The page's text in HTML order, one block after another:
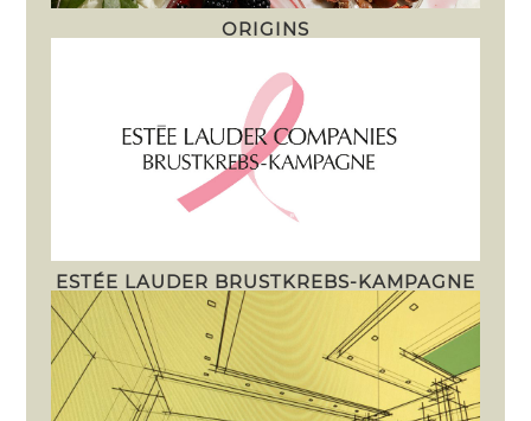
ORIGINS
ESTÉE LAUDER BRUSTKREBS-KAMPAGNE